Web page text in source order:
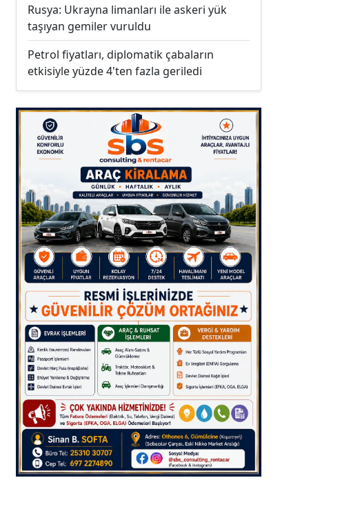
Rusya: Ukrayna limanları ile askeri yük
taşıyan gemiler vuruldu
Petrol fiyatları, diplomatik çabaların
etkisiyle yüzde 4'ten fazla geriledi